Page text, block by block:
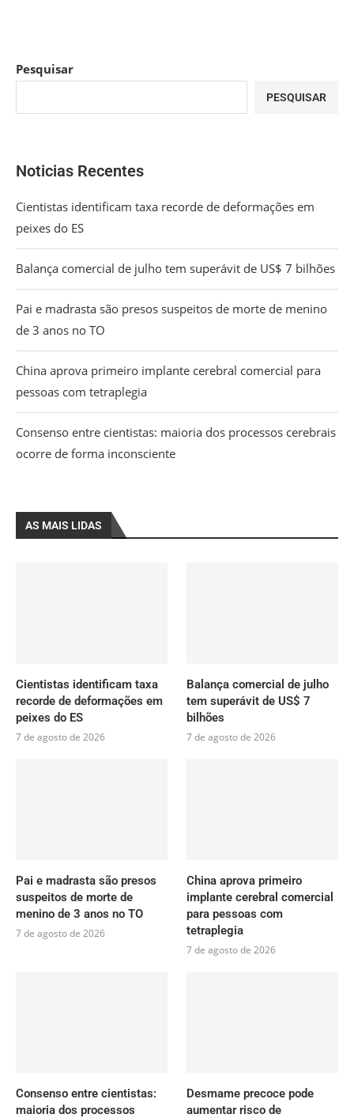
Pesquisar
PESQUISAR
Noticias Recentes
Cientistas identificam taxa recorde de deformações em
peixes do ES
Balança comercial de julho tem superávit de US$ 7 bilhões
Pai e madrasta são presos suspeitos de morte de menino
de 3 anos no TO
China aprova primeiro implante cerebral comercial para
pessoas com tetraplegia
Consenso entre cientistas: maioria dos processos cerebrais
ocorre de forma inconsciente
AS MAIS LIDAS
Cientistas identificam taxa
recorde de deformações em
peixes do ES
7 de agosto de 2026
Balança comercial de julho
tem superávit de US$ 7
bilhões
7 de agosto de 2026
Pai e madrasta são presos
suspeitos de morte de
menino de 3 anos no TO
7 de agosto de 2026
China aprova primeiro
implante cerebral comercial
para pessoas com
tetraplegia
7 de agosto de 2026
Consenso entre cientistas:
maioria dos processos
Desmame precoce pode
aumentar risco de